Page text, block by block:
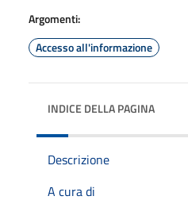
Argomenti:
Accesso all'informazione
INDICE DELLA PAGINA
Descrizione
A cura di